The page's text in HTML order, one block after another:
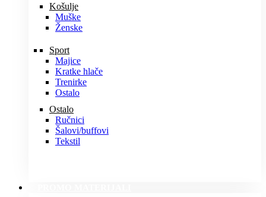
Košulje
Muške
Ženske
Sport
Majice
Kratke hlače
Trenirke
Ostalo
Ostalo
Ručnici
Šalovi/buffovi
Tekstil